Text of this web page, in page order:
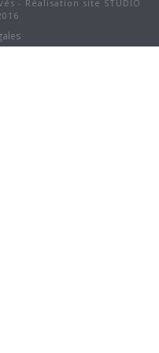
- Réalisation site STUDIO